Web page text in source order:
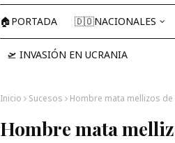
🏠PORTADA 🇩🇴NACIONALES
🛫 INVASIÓN EN UCRANIA
Inicio Sucesos Hombre mata mellizos
Hombre mata